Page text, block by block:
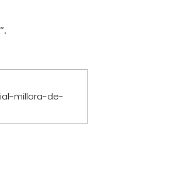
millora-de-